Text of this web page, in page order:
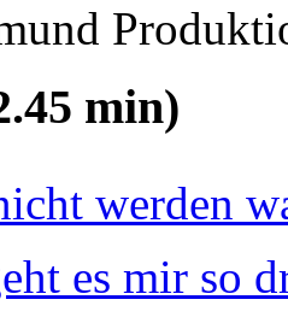
min)
werden
es mir so